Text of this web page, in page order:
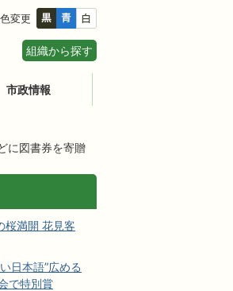
変更
組織から探す
市政情報
に図書券を寄贈
桜満開 花見客
日本語”広める
で特別賞